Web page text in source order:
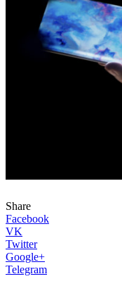
Share
Facebook
VK
Twitter
Google+
Telegram